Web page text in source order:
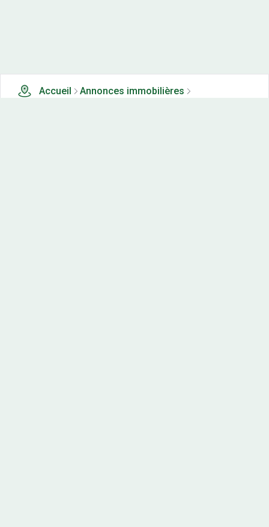
Accueil
Annonces immobilières